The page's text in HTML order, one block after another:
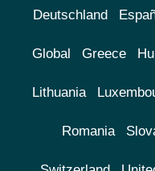
Deutschland
Global Greece
Lithuania
Romania